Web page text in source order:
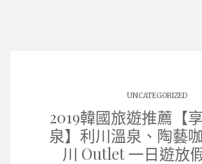
UNCATEGORIZED
2019韓國旅遊推薦【
泉】利川溫泉、陶藝
川 Outlet 一日遊放